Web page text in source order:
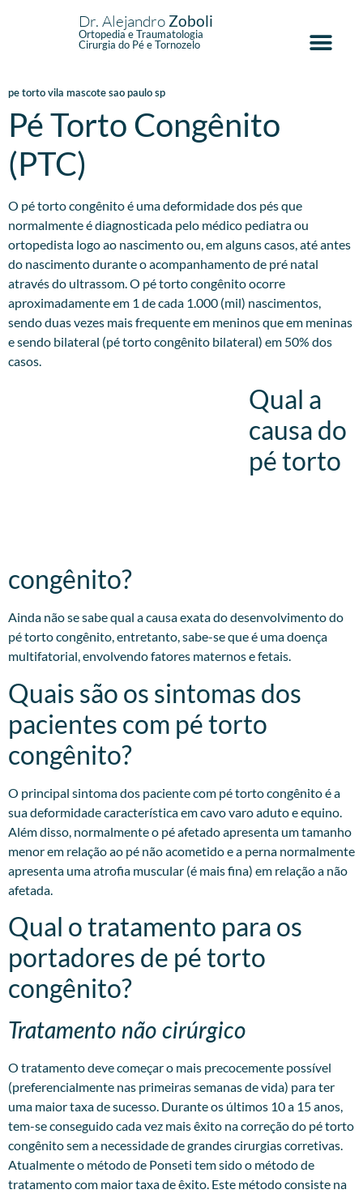
Dr. Alejandro Zoboli
Ortopedia e Traumatologia
Cirurgia do Pé e Tornozelo
pe torto vila mascote sao paulo sp
Pé Torto Congênito
(PTC)
O pé torto congênito é uma deformidade dos pés que
normalmente é diagnosticada pelo médico pediatra ou
ortopedista logo ao nascimento ou, em alguns casos, até antes
do nascimento durante o acompanhamento de pré natal
através do ultrassom. O pé torto congênito ocorre
aproximadamente em 1 de cada 1.000 (mil) nascimentos,
sendo duas vezes mais frequente em meninos que em meninas
e sendo bilateral (pé torto congênito bilateral) em 50% dos
casos.
Qual a
causa do
pé torto
congênito?
Ainda não se sabe qual a causa exata do desenvolvimento do
pé torto congênito, entretanto, sabe-se que é uma doença
multifatorial, envolvendo fatores maternos e fetais.
Quais são os sintomas dos
pacientes com pé torto
congênito?
O principal sintoma dos paciente com pé torto congênito é a
sua deformidade característica em cavo varo aduto e equino.
Além disso, normalmente o pé afetado apresenta um tamanho
menor em relação ao pé não acometido e a perna normalmente
apresenta uma atrofia muscular (é mais fina) em relação a não
afetada.
Qual o tratamento para os
portadores de pé torto
congênito?
Tratamento não cirúrgico
O tratamento deve começar o mais precocemente possível
(preferencialmente nas primeiras semanas de vida) para ter
uma maior taxa de sucesso. Durante os últimos 10 a 15 anos,
tem-se conseguido cada vez mais êxito na correção do pé torto
congênito sem a necessidade de grandes cirurgias corretivas.
Atualmente o método de Ponseti tem sido o método de
tratamento com maior taxa de êxito. Este método consiste na